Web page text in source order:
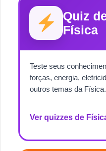
Quiz
Física
Teste seus
forças, energia,
outros temas da Física.
Ver quizzes de